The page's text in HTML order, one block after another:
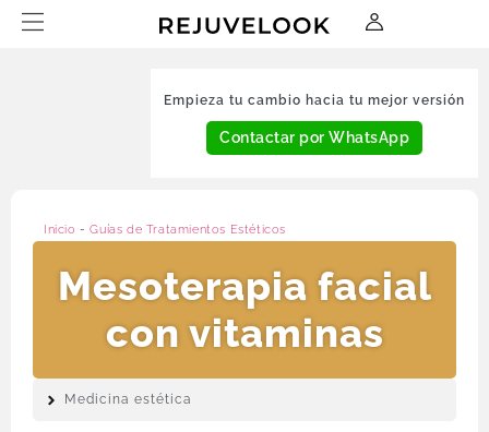
Empieza tu cambio hacia tu mejor versión
Contactar por WhatsApp
Inicio -Guías de Tratamientos Estéticos
Mesoterapia facial
con vitaminas
Medicina estética